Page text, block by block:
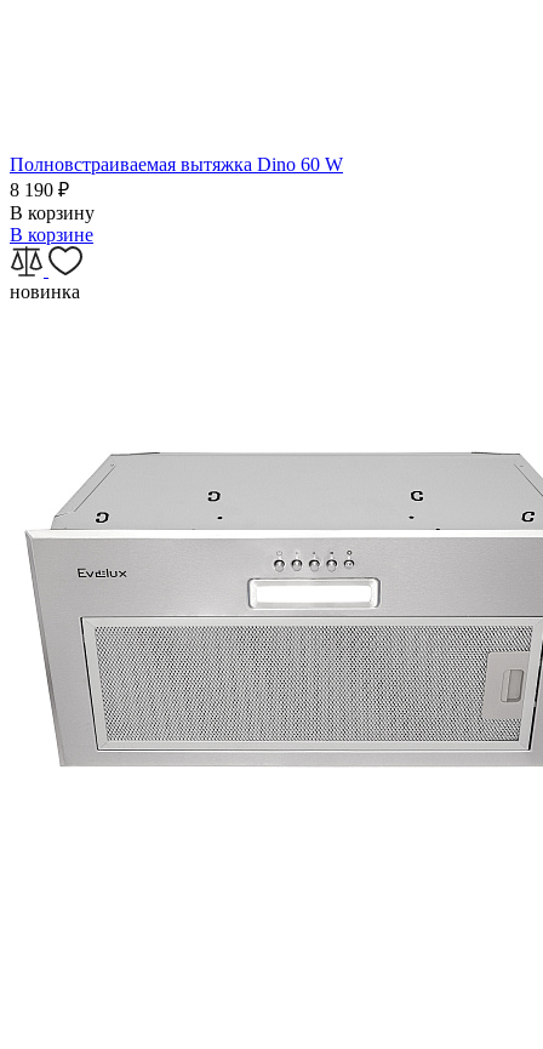
Полновстраиваемая вытяжка Dino 60 W
8 190 ₽
В корзину
В корзине
новинка